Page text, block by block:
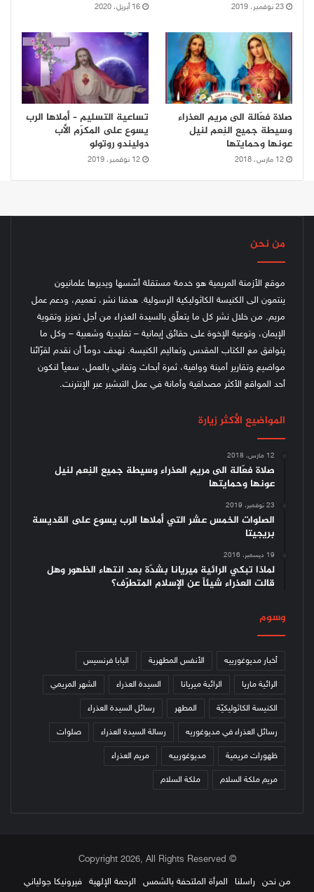
23 نوفمبر، 2019 16 أبريل، 2020
صلاة فعّالة الى مريم العذراء
وسيطة جميع النِعم لنيل
عونها وحمايتها
12 مارس، 2018
تساعية التسليم – أملاها الرب
يسوع على المكرّم الأب
دوليندو روتولو
12 نوفمبر، 2019
من نحن
موقع الأزمنة المريمية هو خدمة مستقلة أسّسها ويديرها علمانيون
ينتمون الى الكنيسة الكاثوليكية الرسولية. هدفنا نشر، تعميم، ودعم عمل
مريم. من خلال نشر كل ما يتعلّق بالسيدة العذراء من أجل تعزيز وتقوية
الإيمان، وتوعية الإخوة على حقائق إيمانية – تقليدية وشعبية – وكل ما
يتوافق مع الكتاب المقدس وتعاليم الكنيسة. نهدف دوماً أن نقدم لقرّائنا
مواضيع وتقارير أمينة ووافية، ثمرة أبحاث وتفاني بالعمل، سعياً لنكون
أحد المواقع الأكثر مصداقية وأمانة في عمل التبشير عبر الإنترنت.
المواضيع الأكثر زيارة
12 مارس، 2018
صلاة فعّالة الى مريم العذراء وسيطة جميع النِعم لنيل
عونها وحمايتها
23 نوفمبر، 2019
الصلوات الخمس عشر التي أملاها الرب يسوع على القديسة
بريجيتا
19 ديسمبر، 2016
لماذا تبكي الرائية ميريانا بشدّة بعد انتهاء الظهور وهل
قالت العذراء شيئاً عن الإسلام المتطرّف؟
وسوم
أخبار مديوغورييه الأنفس المطهرية البابا فرنسيس
الرائية ماريا الرائية ميريانا السيدة العذراء الشهر المريمي
الكنيسة الكاثوليكيّة المطهر رسائل السيدة العذراء
رسائل العذراء في مديوغوريه رسالة السيدة العذراء صلوات
ظهورات مريمية مديوغورييه مريم العذراء
مريم ملكة السلام ملكة السلام
© Copyright 2026, All Rights Reserved
من نحن
راسلنا المرأة الملتحفة بالشمس الرحمة الإلهية فيرونيكا جولياني